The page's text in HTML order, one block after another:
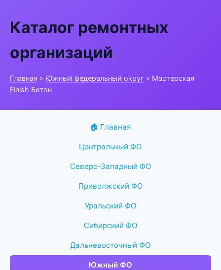
Каталог ремонтных
организаций
Главная » Южный федеральный округ » Мастерская
Finish Бетон
🏠 Главная
Центральный ФО
Северо-Западный ФО
Приволжский ФО
Уральский ФО
Сибирский ФО
Дальневосточный ФО
Южный ФО